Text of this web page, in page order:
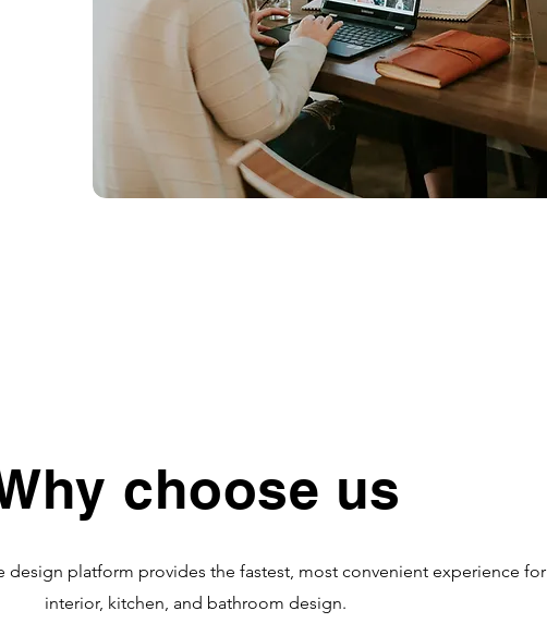
choose us
design platform provides the fastest, most convenient experience for
interior, kitchen, and bathroom design.